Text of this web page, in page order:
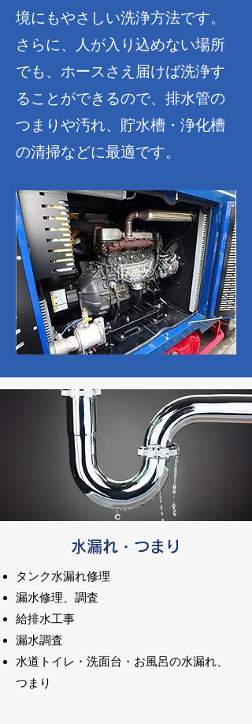
境にもやさしい洗浄方法です。
さらに、人が入り込めない場所
でも、ホースさえ届けば洗浄す
ることができるので、排水管の
つまりや汚れ、貯水槽・浄化槽
の清掃などに最適です。
各種水道工事
地域の方々にプライドを持って一流のサ
ービスを提供しております。
どうぞお気軽にお問い合わせください。
水漏れ・つまり
タンク水漏れ修理
漏水修理、調査
給排水工事
漏水調査
水道トイレ・洗面台・お風呂の水漏れ、
つまり